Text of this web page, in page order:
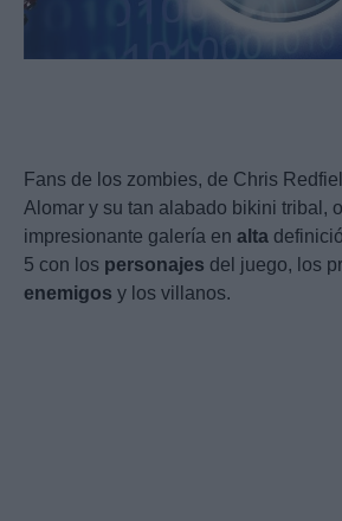
Fans de los zombies, de Chris
Alomar y su tan alabado bikini tribal,
impresionante galería en alta
5 con los personajes del juego, los
enemigos y los villanos.